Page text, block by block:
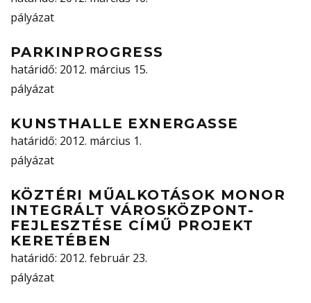
pályázat
PARKINPROGRESS
határidő: 2012. március 15.
pályázat
KUNSTHALLE EXNERGASSE
határidő: 2012. március 1.
pályázat
KÖZTÉRI MŰALKOTÁSOK MONOR
INTEGRÁLT VÁROSKÖZPONT-
FEJLESZTÉSE CÍMŰ PROJEKT
KERETÉBEN
határidő: 2012. február 23.
pályázat